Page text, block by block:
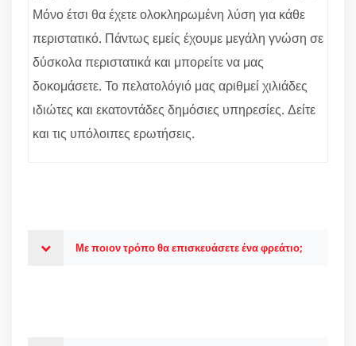
Μόνο έτσι θα έχετε ολοκληρωμένη λύση για κάθε
περιστατικό. Πάντως εμείς έχουμε μεγάλη γνώση σε
δύσκολα περιστατικά και μπορείτε να μας
δοκομάσετε. Το πελατολόγιό μας αριθμεί χιλιάδες
ιδιώτες και εκατοντάδες δημόσιες υπηρεσίες. Δείτε
και τις υπόλοιπες ερωτήσεις.
Με ποιον τρόπο θα επισκευάσετε ένα φρεάτιο;